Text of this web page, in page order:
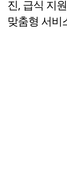
진, 급식 지
맞춤형 서비